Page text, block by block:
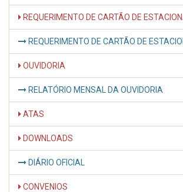
REQUERIMENTO DE CARTÃO DE
REQUERIMENTO DE CARTÃO DE
OUVIDORIA
RELATÓRIO MENSAL DA OUVIDORIA
ATAS
DOWNLOADS
DIÁRIO OFICIAL
CONVENIOS